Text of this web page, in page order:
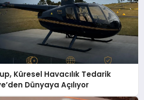
Küresel Havacılık Tedarik
Dünyaya Açılıyor